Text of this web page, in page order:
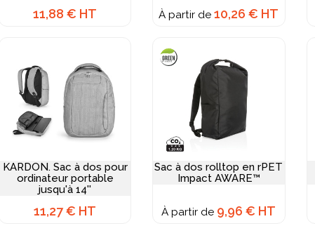
11,88 € HT
À partir de10,26 € HT
KARDON. Sac à dos pour
ordinateur portable
jusqu'à 14''
11,27 € HT
Sac à dos rolltop en rPET
Impact AWARE™
À partir de 9,96 € HT